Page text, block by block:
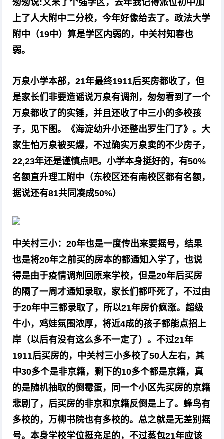
匆匆说:又来了个强学区，去年我记得派位初中加
上了人大附中二分校，今年好像给去了。政法大学
附中（19中）算是学区内弱的，中关村知春也
弱。
万泉小学本部，21年最终1911后买房都收了，但
是家长们非要造谣说万泉有调剂，匆匆看到了一个
万泉都收了的实锤，并且还收了中三小的多校孩
子，见下图。《海淀幼升小还整出罗生门了》。大
家生怕万泉被买爆，不过确实万泉卖的不少房子，
22,23年还是谨慎点吧。小学本身挺好的，有50%
名额直升理工附中（东校区还有南校区都有名额，
据说还有81共同凑成50%）
中关村三小：20年也是一度传出来要摇号，结果
也是将20年之前买的房本的都通知入学了，也说
得是由于疫情调剂回原来学校，但是20年后买房
的隔了一周才通知录取，家长们都吓死了，不过由
于20年中三都录取了，所以21年房价疯涨。超级
牛小，鸡娃氛围浓厚，将近4成的孩子都能点招上
岸（以后有没有这么多不一定了）。不过21年
1911后买房的，中关村三小多校了50人左右，其
中30多个是非京籍，剩下的10多个都是京籍，真
的是随机抽取的倒霉蛋，同一个小区先买房的京籍
悲剧了，后买房的非京和京籍反倒是上了。蜂鸟有
多校的，万柳书院也有多校的。总之就是无差别摇
号。本身学校学位挺充足的，不过蒸包21年应该